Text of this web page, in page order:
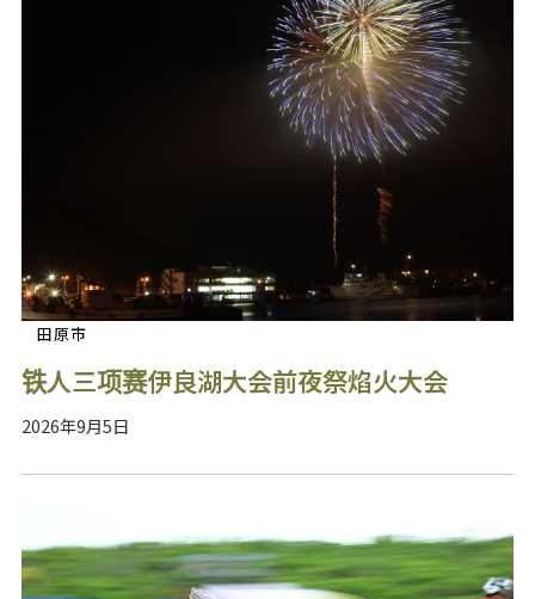
田原市
铁人三项赛伊良湖大会前夜祭焰火大会
2026年9月5日